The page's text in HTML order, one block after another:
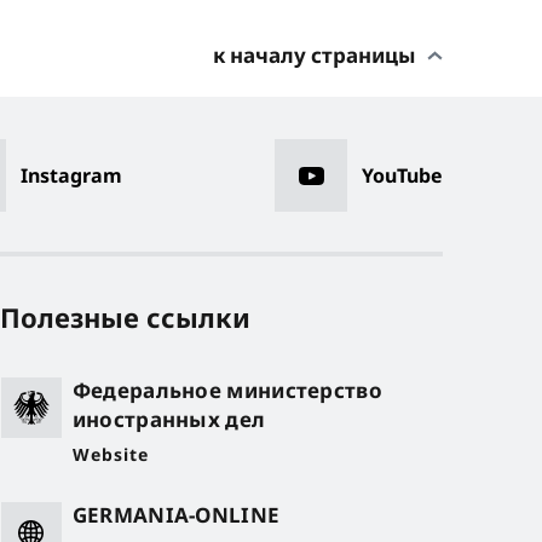
к началу страницы
Instagram YouTube
Полезные ссылки
Федеральное министерство
иностранных дел
Website
GERMANIA-ONLINE